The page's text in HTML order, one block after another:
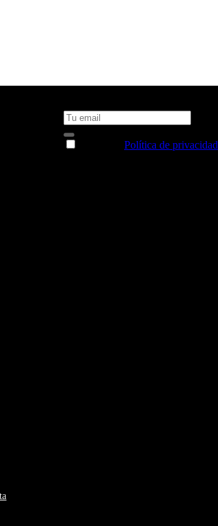
Política de privacidad